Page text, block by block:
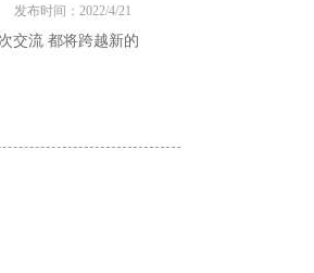
发布时间：2022/4/21
交流 都将跨越新的